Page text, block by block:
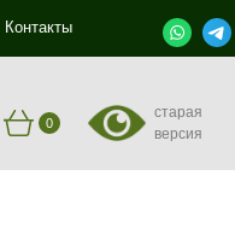
Контакты
0
старая
версия